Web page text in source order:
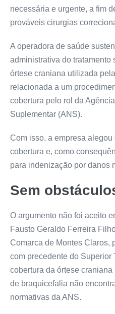
necessária e urgente, a fim
prováveis cirurgias
A operadora de saúde
administrativa do tratamento
órtese craniana utilizada
relacionada a um
cobertura pelo rol da
Suplementar (ANS).
Com isso, a empresa
cobertura e, como
para indenização por danos
Sem
O argumento não foi aceito
Fausto Geraldo Ferreira
Comarca de Montes Claros,
com precedente do Superior
cobertura da órtese
de braquicefalia não
normativas da ANS.